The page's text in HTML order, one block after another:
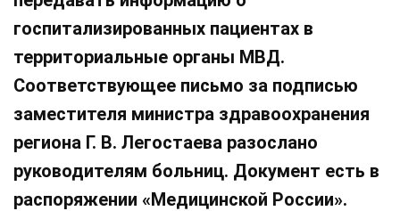
госпитализированных пациентах в
территориальные органы МВД.
Соответствующее письмо за подписью
заместителя министра здравоохранения
региона Г. В. Легостаева разослано
руководителям больниц. Документ есть в
распоряжении «Медицинской России».